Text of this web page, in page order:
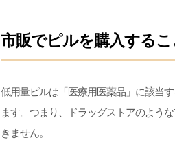
市販でピルを購入する
低用量ピルは「医療用医薬品」に該当
ます。つまり、ドラッグストアのよう
きません。